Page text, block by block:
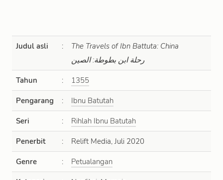
Judul asli :
The Travels of Ibn Battuta: China
رحلة ابن بطوطة: الصين
Tahun : 1355
Pengarang : Ibnu Batutah
Seri : Rihlah Ibnu Batutah
Penerbit : Relift Media, Juli 2020
Genre : Petualangan